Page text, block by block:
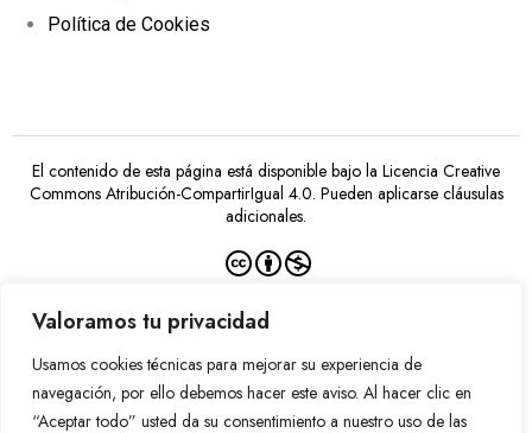
Valoramos tu privacidad
Usamos cookies técnicas para mejorar su experiencia de
navegación, por ello debemos hacer este aviso. Al hacer clic en
“Aceptar todo” usted da su consentimiento a nuestro uso de las
Política de Cookies
El contenido de esta página está disponible bajo la Licencia Creative
Commons Atribución-CompartirIgual 4.0. Pueden aplicarse cláusulas
adicionales.
Financiado por la Unión Europea –
NextGenerationEU